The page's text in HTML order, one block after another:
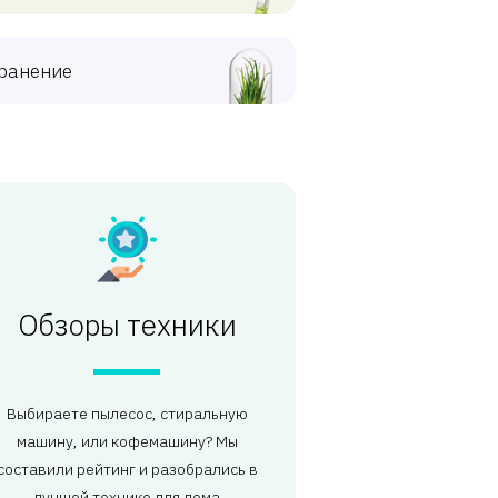
Обзоры техники
Выбираете пылесос, стиральную
машину, или кофемашину? Мы
рейтинг и разобрались в